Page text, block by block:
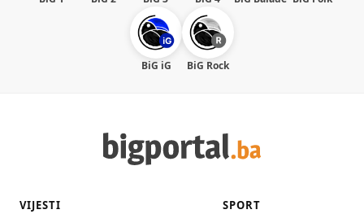
BiG iG BiG Rock
VIJESTI SPORT